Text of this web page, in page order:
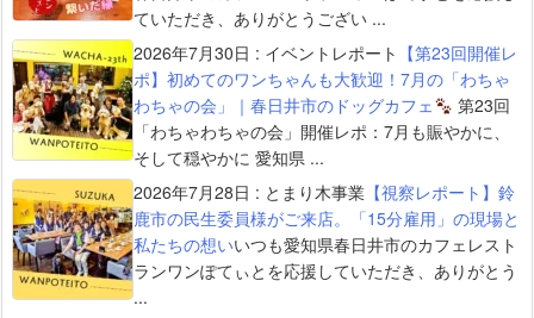
ていただき、ありがとうござい ...
2026年7月30日 : イベントレポート 【第23回開催レ
ポ】初めてのワンちゃんも大歓迎！7月の「わちゃ
わちゃの会」｜春日井市のドッグカフェ
第23回
「わちゃわちゃの会」開催レポ：7月も賑やかに、
そして穏やかに 愛知県 ...
2026年7月28日 : とまり木事業 【視察レポート】鈴
鹿市の民生委員様がご来店。「15分雇用」の現場と
私たちの想いいつも愛知県春日井市のカフェレスト
ランワンぽてぃとを応援していただき、ありがとう
...